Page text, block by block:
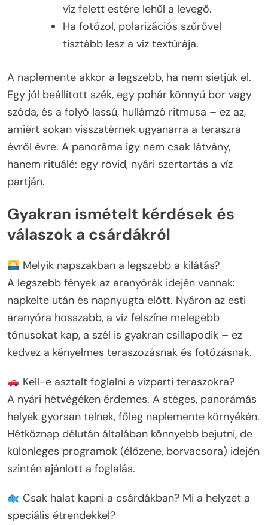
víz felett estére lehűl a levegő.
Ha fotózol, polarizációs szűrővel
tisztább lesz a víz textúrája.
A naplemente akkor a legszebb, ha nem sietjük el.
Egy jól beállított szék, egy pohár könnyű bor vagy
szóda, és a folyó lassú, hullámzó ritmusa – ez az,
amiért sokan visszatérnek ugyanarra a teraszra
évről évre. A panoráma így nem csak látvány,
hanem rituálé: egy rövid, nyári szertartás a víz
partján.
Gyakran ismételt kérdések és
válaszok a csárdákról
Melyik napszakban a legszebb a kilátás?
A legszebb fények az aranyórák idején vannak:
napkelte után és napnyugta előtt. Nyáron az esti
aranyóra hosszabb, a víz felszíne melegebb
tónusokat kap, a szél is gyakran csillapodik – ez
kedvez a kényelmes teraszozásnak és fotózásnak.
Kell-e asztalt foglalni a vízparti teraszokra?
A nyári hétvégéken érdemes. A stéges, panorámás
helyek gyorsan telnek, főleg naplemente környékén.
Hétköznap délután általában könnyebb bejutni, de
különleges programok (élőzene, borvacsora) idején
szintén ajánlott a foglalás.
Csak halat kapni a csárdákban? Mi a helyzet a
speciális étrendekkel?